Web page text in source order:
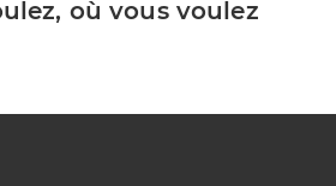
où vous voulez